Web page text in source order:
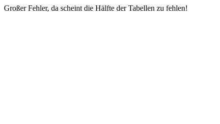
Großer Fehler, da scheint die Hälfte der Tabellen zu fehlen!